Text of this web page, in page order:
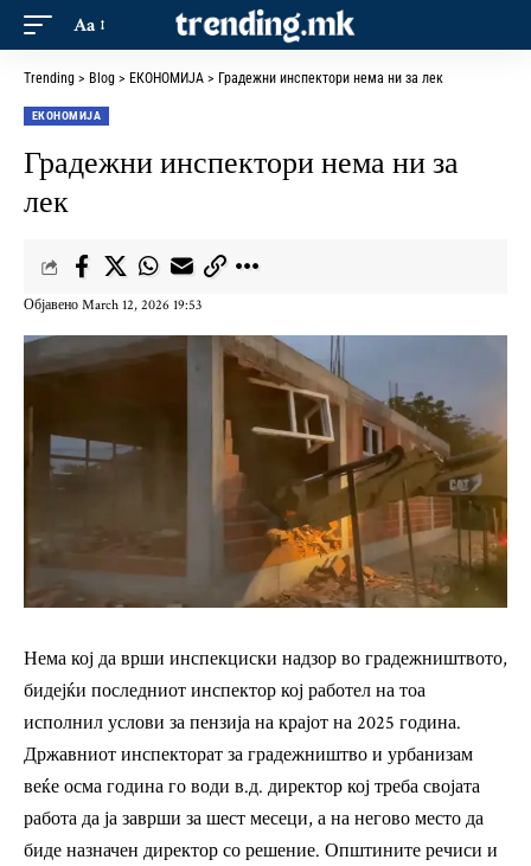
Aa
Trending > Blog > ЕКОНОМИЈА > Градежни инспектори нема ни за лек
ЕКОНОМИЈА
Градежни инспектори нема ни за
лек
Објавено March 12, 2026 19:53
Нема кој да врши инспекциски надзор во градежништвото,
бидејќи последниот инспектор кој работел на тоа
исполнил услови за пензија на крајот на 2025 година.
Државниот инспекторат за градежништво и урбанизам
веќе осма година го води в.д. директор кој треба својата
работа да ја заврши за шест месеци, а на негово место да
биде назначен директор со решение. Општините речиси и